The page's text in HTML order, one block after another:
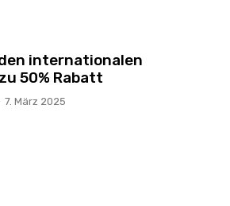
internationalen
50% Rabatt
7. März 2025